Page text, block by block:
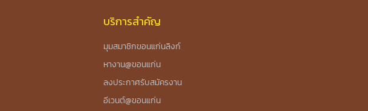
บริการสำคัญ
มุมสมาชิกขอนแก่นลิงก์
หางาน@ขอนแก่น
ลงประกาศรับสมัครงาน
อีเวนต์@ขอนแก่น